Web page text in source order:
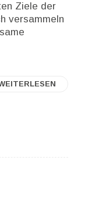
Ziele der
versammeln